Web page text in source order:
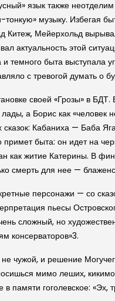
язык также
музыку. Избегая
Китеж, Мейерхольд
актуальность этой
темного быта выступала
с тревогой думать о
своей «Грозы» в БДТ.
а Борис как
Кабаниха — Баба
быта: он идет на
как житие Катерины. В
смерть для нее —
персонажи — со
пьесы
сложный, но
консерваторов»3.
чужой, и решение
мимо леших,
памяти гоголевское: «Эх,